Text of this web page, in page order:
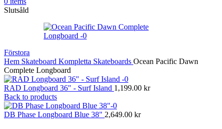
Slutsåld
Förstora
Hem Skateboard Kompletta Skateboards Ocean Pacific Dawn
Complete Longboard
RAD Longboard 36" - Surf Island 1,199.00 kr
Back to products
DB Phase Longboard Blue 38" 2,649.00 kr